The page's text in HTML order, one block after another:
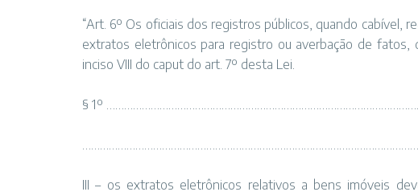
“Art. 6º Os oficiais dos registros públicos, quando cabível,
extratos eletrônicos para registro ou averbação de
inciso VIII do caput do art. 7º desta Lei.
§ 1º
III – os extratos eletrônicos relativos a bens imóveis